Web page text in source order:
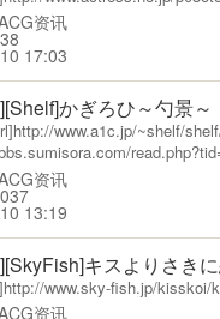
资讯
17:03
かぎろひ～勺景～
www.a1c.jp/~shelf/
资讯
13:19
キスよりさき
www.sky-fish.jp/kisskoi/
资讯